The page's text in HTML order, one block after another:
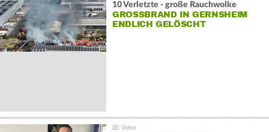
10 Verletzte - große Rauchwolke
GROSSBRAND IN GERNSHEIM E
NDLICH GELÖSCHT